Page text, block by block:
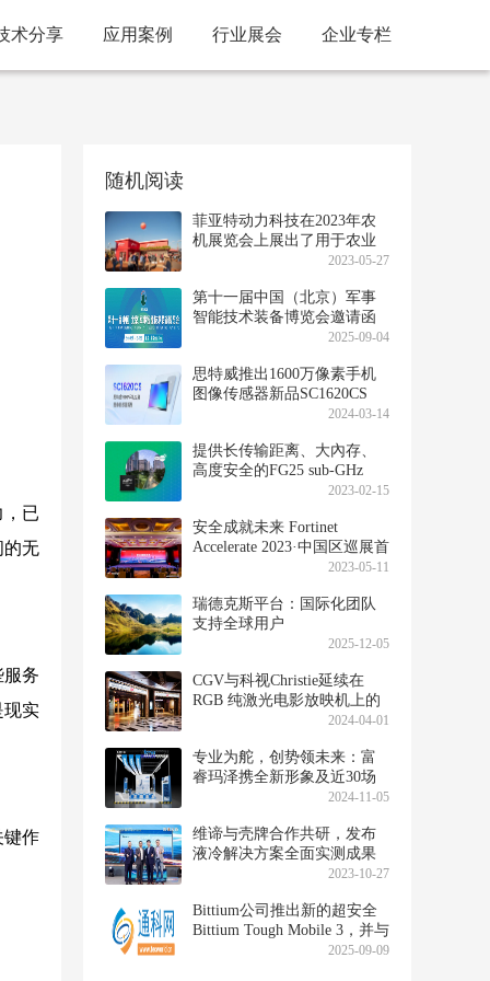
术分享 应用案例 行业展会 企业专栏
已
的无
服务
现实
键作
随机阅读
菲亚特动力科技在2023年农
机展览会上展出了用于农业
的完整生物甲烷循环链2023-05-27
第十一届中国（北京）军事
智能技术装备博览会邀请函
2025-09-04
思特威推出1600万像素手机
图像传感器新品SC1620CS
2024-03-14
提供长传输距离、大內存、
高度安全的FG25 sub-GHz
2023-02-15
安全成就未来 Fortinet
Accelerate 2023·中国区巡展首
2023-05-11
瑞德克斯平台：国际化团队
支持全球用户
2025-12-05
CGV与科视Christie延续在
RGB 纯激光电影放映机上的
2024-04-01
专业为舵，创势领未来：富
睿玛泽携全新形象及近30场
主题活动亮相第七届进博会
2024-11-05
维谛与壳牌合作共研，发布
液冷解决方案全面实测成果
2023-10-27
Bittium公司推出新的超安全
Bittium Tough Mobile 3，并与
HMD Secure Oy建立战略合作
2025-09-09